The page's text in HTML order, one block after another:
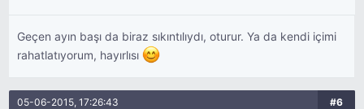
Geçen ayın başı da biraz sıkıntılıydı, oturur. Ya da kendi içimi
rahatlatıyorum, hayırlısı
05-06-2015, 17:26:43 #6